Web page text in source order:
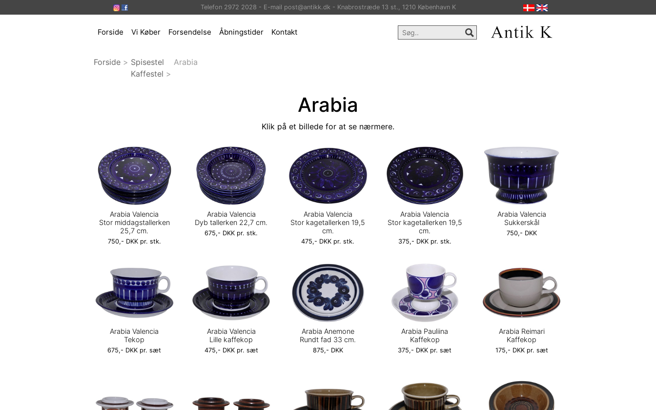
Telefon 2972 2028 - E-mail post@antikk.dk - Knabrostræde 13 st., 1210 København K
Forside Vi Køber Forsendelse Åbningstider Kontakt
Forside > Spisestel
Kaffestel >
Arabia
Arabia
Klik på et billede for at se nærmere.
Arabia Valencia
Stor middagstallerken
25,7 cm.
750,- DKK pr. stk.
Arabia Valencia
Dyb tallerken 22,7 cm.
675,- DKK pr. stk.
Arabia Valencia
Stor kagetallerken 19,5
cm.
475,- DKK pr. stk.
Arabia Valencia
Stor kagetallerken 19,5
cm.
375,- DKK pr. stk.
Arabia Valencia
Sukkerskål
750,- DKK
Arabia Valencia
Tekop
675,- DKK pr. sæt
Arabia Valencia
Lille kaffekop
475,- DKK pr. sæt
Arabia Anemone
Rundt fad 33 cm.
875,- DKK
Arabia Pauliina
Kaffekop
375,- DKK pr. sæt
Arabia Reimari
Kaffekop
175,- DKK pr. sæt